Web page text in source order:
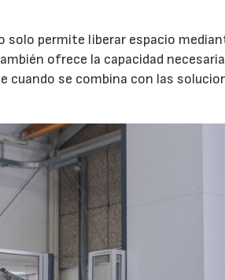
solo permite liberar espacio
ofrece la capacidad
cuando se combina con las